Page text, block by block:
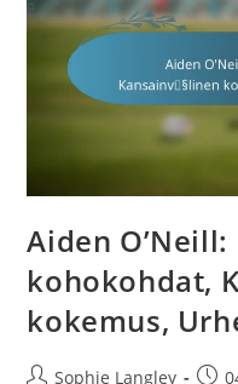
Aiden
kohokohdat,
kokemus,
PostSophie Langley Post